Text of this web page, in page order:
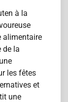
à la
alimentaire
de la
les fêtes
et
une